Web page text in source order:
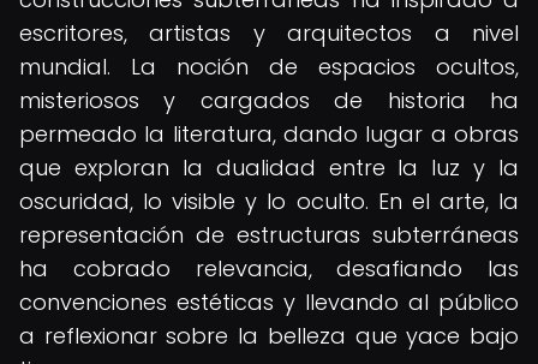
escritores, artistas y arquitectos a nivel
mundial. La noción de espacios ocultos,
misteriosos y cargados de historia ha
permeado la literatura, dando lugar a obras
que exploran la dualidad entre la luz y la
oscuridad, lo visible y lo oculto. En el arte, la
representación de estructuras subterráneas
ha cobrado relevancia, desafiando las
convenciones estéticas y llevando al público
a reflexionar sobre la belleza que yace bajo